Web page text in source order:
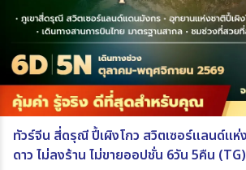
ทัวร์จีน สี่ดรุณี ปี้เผิงโกว สวิตเซอร์แลนด์แ
ดาว ไม่ลงร้าน ไม่ขายออปชั่น 6วัน 5คืน (TG)